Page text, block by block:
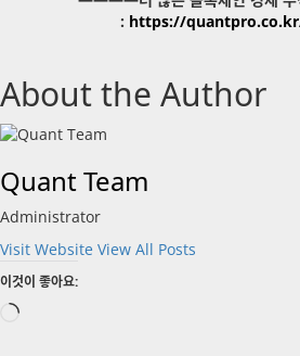
: https://
About the Author
Quant Team
Administrator
Visit Website View All Posts
이것이 좋아요:
로